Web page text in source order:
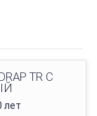
TR С
лет